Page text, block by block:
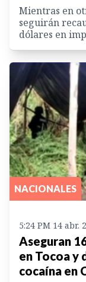
Mientras en
seguirán
dólares en
NACIONALES
5:24 PM 14 abr.
Aseguran
en Tocoa y
cocaína en